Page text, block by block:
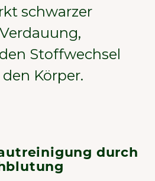
schwarzer
Stoffwechsel
Körper.
durch